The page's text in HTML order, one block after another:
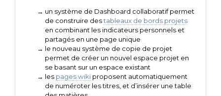
un système de Dashboard collaboratif permet
de construire destableaux de bords projets
en combinant les indicateurs personnels et
partagés en une page unique
le nouveau système de copie de projet
permet de créer un nouvel espace projet en
se basant sur un espace existant
les pages wikiproposent automatiquement
de numéroter les titres, et d’insérer une table